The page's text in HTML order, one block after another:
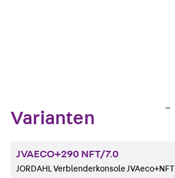
Varianten
JVAECO+290 NFT/7.0
JORDAHL Verblenderkonsole JVAeco+NFT